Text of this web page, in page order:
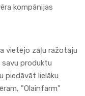
kompānijas
vietējo zāļu ražotāju
produktu
piedāvāt lielāku
"Olainfarm"